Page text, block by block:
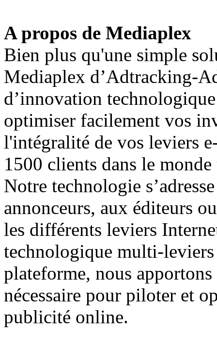
A propos de Mediaplex
Bien plus qu'une simple
Mediaplex d’Adtracking-
d’innovation
optimiser facilement vos
l'intégralité de vos leviers
1500 clients dans le
Notre technologie
annonceurs, aux éditeurs
les différents leviers
technologique multi-leviers
plateforme, nous
nécessaire pour piloter et
publicité online.